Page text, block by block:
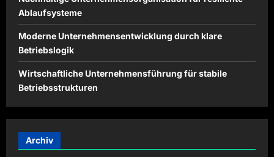
Ablaufsysteme
Moderne Unternehmensentwicklung durch klare
Betriebslogik
Wirtschaftliche Unternehmensführung für stabile
Betriebsstrukturen
Archiv